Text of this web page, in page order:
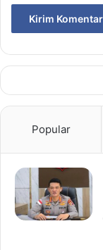
Popular